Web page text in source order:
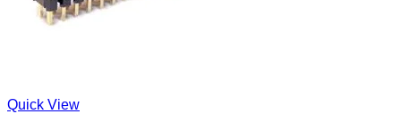
Quick View